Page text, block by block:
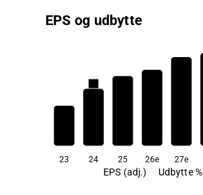
EPS og udbytte
23 24 25 26e 27e
EPS (adj.) Udbytte %